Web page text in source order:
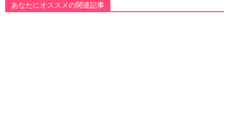
あなたにオススメの関連記事